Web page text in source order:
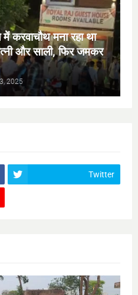
करवाचौथ मना रहा था
और साली, फिर जमकर
2025
Twitter